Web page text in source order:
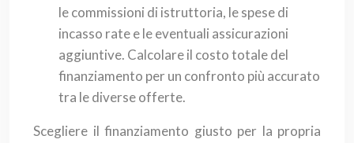
le commissioni di istruttoria, le spese di
incasso rate e le eventuali assicurazioni
aggiuntive. Calcolare il costo totale del
finanziamento per un confronto più accurato
tra le diverse offerte.
Scegliere il finanziamento giusto per la propria